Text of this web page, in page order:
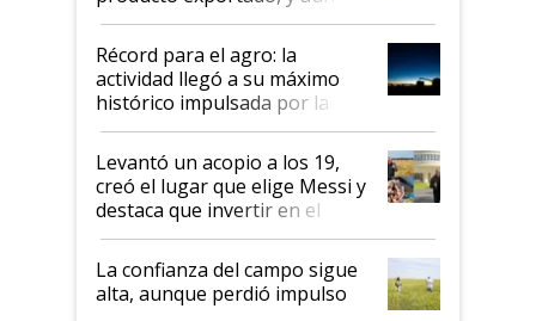
el agro aportó casi seis de cada
diez dólares y sostuvo el
liderazgo en un semestre
récord
Récord para el agro: la
actividad llegó a su máximo
histórico impulsada por la
cosecha y las exportaciones
Levantó un acopio a los 19,
creó el lugar que elige Messi y
destaca que invertir en el
kirchnerismo era como "darle
plata a un hijo para droga":
Juan Félix Rossetti, el libertario
que de una dura crisis salió
La confianza del campo sigue
alta, aunque perdió impulso